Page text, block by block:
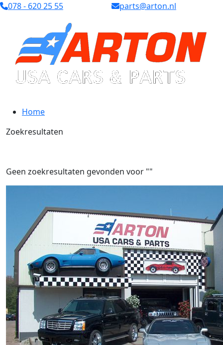
078 - 620 25 55 parts@arton.nl
Home
Zoekresultaten
Geen zoekresultaten gevonden voor ""